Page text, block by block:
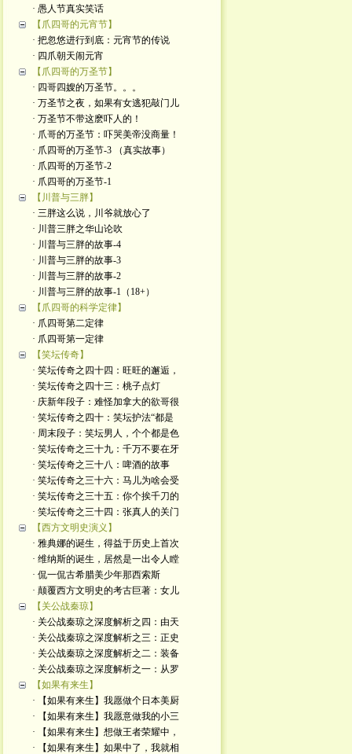
· 愚人节真实笑话
【爪四哥的元宵节】
· 把忽悠进行到底：元宵节的传说
· 四爪朝天闹元宵
【爪四哥的万圣节】
· 四哥四嫂的万圣节。。。
· 万圣节之夜，如果有女逃犯敲门儿
· 万圣节不带这麽吓人的！
· 爪哥的万圣节：吓哭美帝没商量！
· 爪四哥的万圣节-3 （真实故事）
· 爪四哥的万圣节-2
· 爪四哥的万圣节-1
【川普与三胖】
· 三胖这么说，川爷就放心了
· 川普三胖之华山论吹
· 川普与三胖的故事-4
· 川普与三胖的故事-3
· 川普与三胖的故事-2
· 川普与三胖的故事-1（18+）
【爪四哥的科学定律】
· 爪四哥第二定律
· 爪四哥第一定律
【笑坛传奇】
· 笑坛传奇之四十四：旺旺的邂逅，
· 笑坛传奇之四十三：桃子点灯
· 庆新年段子：难怪加拿大的欲哥很
· 笑坛传奇之四十：笑坛护法“都是
· 周末段子：笑坛男人，个个都是色
· 笑坛传奇之三十九：千万不要在牙
· 笑坛传奇之三十八：啤酒的故事
· 笑坛传奇之三十六：马儿为啥会受
· 笑坛传奇之三十五：你个挨千刀的
· 笑坛传奇之三十四：张真人的关门
【西方文明史演义】
· 雅典娜的诞生，得益于历史上首次
· 维纳斯的诞生，居然是一出令人瞠
· 侃一侃古希腊美少年那西索斯
· 颠覆西方文明史的考古巨著：女儿
【关公战秦琼】
· 关公战秦琼之深度解析之四：由天
· 关公战秦琼之深度解析之三：正史
· 关公战秦琼之深度解析之二：装备
· 关公战秦琼之深度解析之一：从罗
【如果有来生】
· 【如果有来生】我愿做个日本美厨
· 【如果有来生】我愿意做我的小三
· 【如果有来生】想做王者荣耀中，
· 【如果有来生】如果中了，我就相